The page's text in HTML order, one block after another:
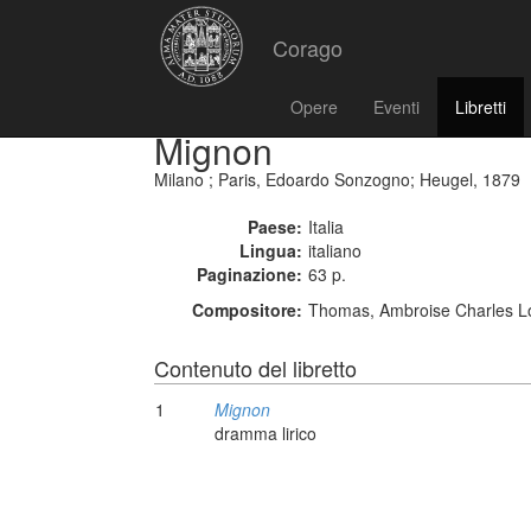
Corago
Opere Eventi Libretti
Mignon
Milano ; Paris, Edoardo Sonzogno; Heugel, 1879
Paese: Italia
Lingua: italiano
Paginazione: 63 p.
Compositore: Thomas, Ambroise Charles
Contenuto del libretto
1
Mignon
dramma lirico